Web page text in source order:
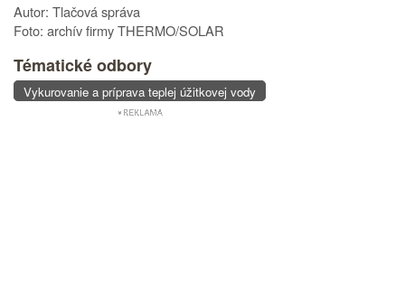
Autor: Tlačová správa
Foto: archív firmy THERMO/SOLAR
Tématické odbory
Vykurovanie a príprava teplej úžitkovej vody